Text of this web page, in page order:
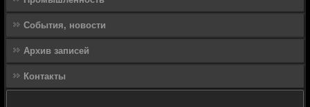
События, новости
Архив записей
Контакты